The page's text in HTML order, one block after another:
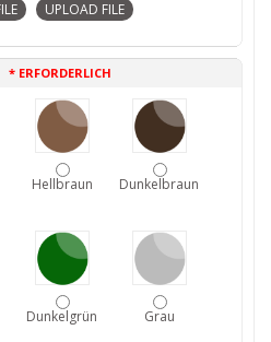
* ERFORDERLICH
Hellbraun Dunkelbraun
Dunkelgrün Grau